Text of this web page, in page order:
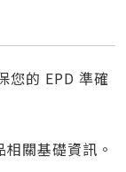
您的 EPD 準確
關基礎資訊。